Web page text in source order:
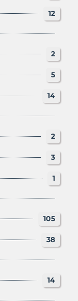
12
2
5
14
2
3
1
105
38
14